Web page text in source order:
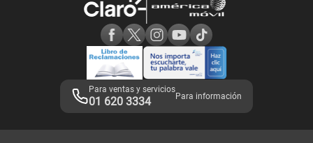
Adquirientes iPhone 6, 6S y SE
Mensaje de Seguridad
Términos y Condiciones de Tienda Claro
Libro de Reclamaciones
Legales de marketplace
Para ventas y servicios
01 620 3334 Para información